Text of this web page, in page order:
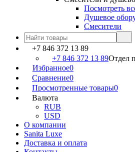
Посмотреть
Душевое
Смесители
+7 846 372 13 89
+7 846 372 13 89Отдел
Избранное0
Сравнение0
Просмотренные товары0
Валюта
RUB
USD
О компании
Sanita Luxe
Доставка и оплата